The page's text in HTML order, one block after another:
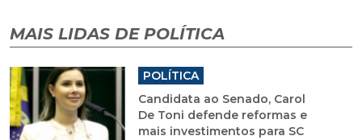
MAIS LIDAS DE POLÍTICA
POLÍTICA
Candidata ao Senado, Carol
De Toni defende reformas e
mais investimentos para SC